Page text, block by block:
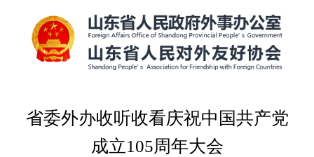
省委外办收听收看庆祝中国共产党
成立105周年大会